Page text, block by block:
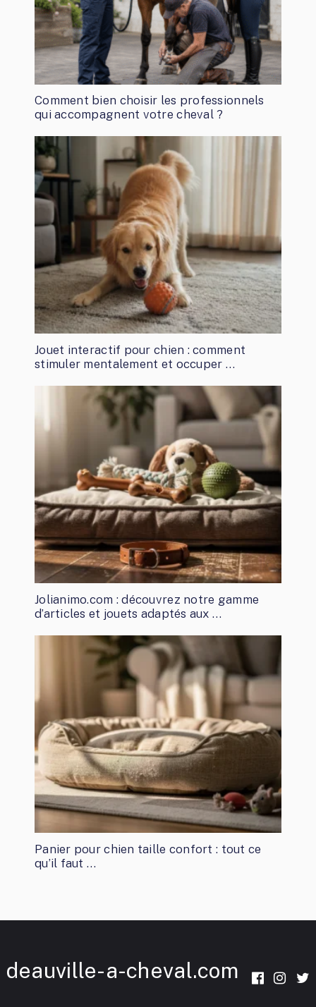
Comment bien choisir les professionnels
qui accompagnent votre cheval ?
Jouet interactif pour chien : comment
stimuler mentalement et occuper …
Jolianimo.com : découvrez notre gamme
d’articles et jouets adaptés aux …
Panier pour chien taille confort : tout ce
qu’il faut …
deauville-a-cheval.com